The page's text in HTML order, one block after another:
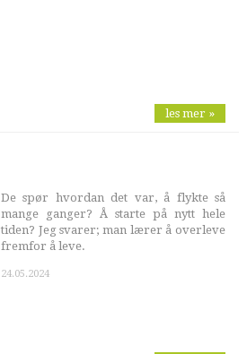
les mer »
De spør hvordan det var, å flykte så
mange ganger? Å starte på nytt hele
tiden? Jeg svarer; man lærer å overleve
fremfor å leve.
24.05.2024